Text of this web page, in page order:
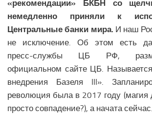
«рекомендации» БКБН со
немедленно приняли к
Центральные банки мира. И наш
не исключение. Об этом есть
пресс-службы ЦБ РФ,
официальном сайте ЦБ.
внедрения Базеля III».
революция была в 2017 году
просто совпадение?), а начата сейчас.